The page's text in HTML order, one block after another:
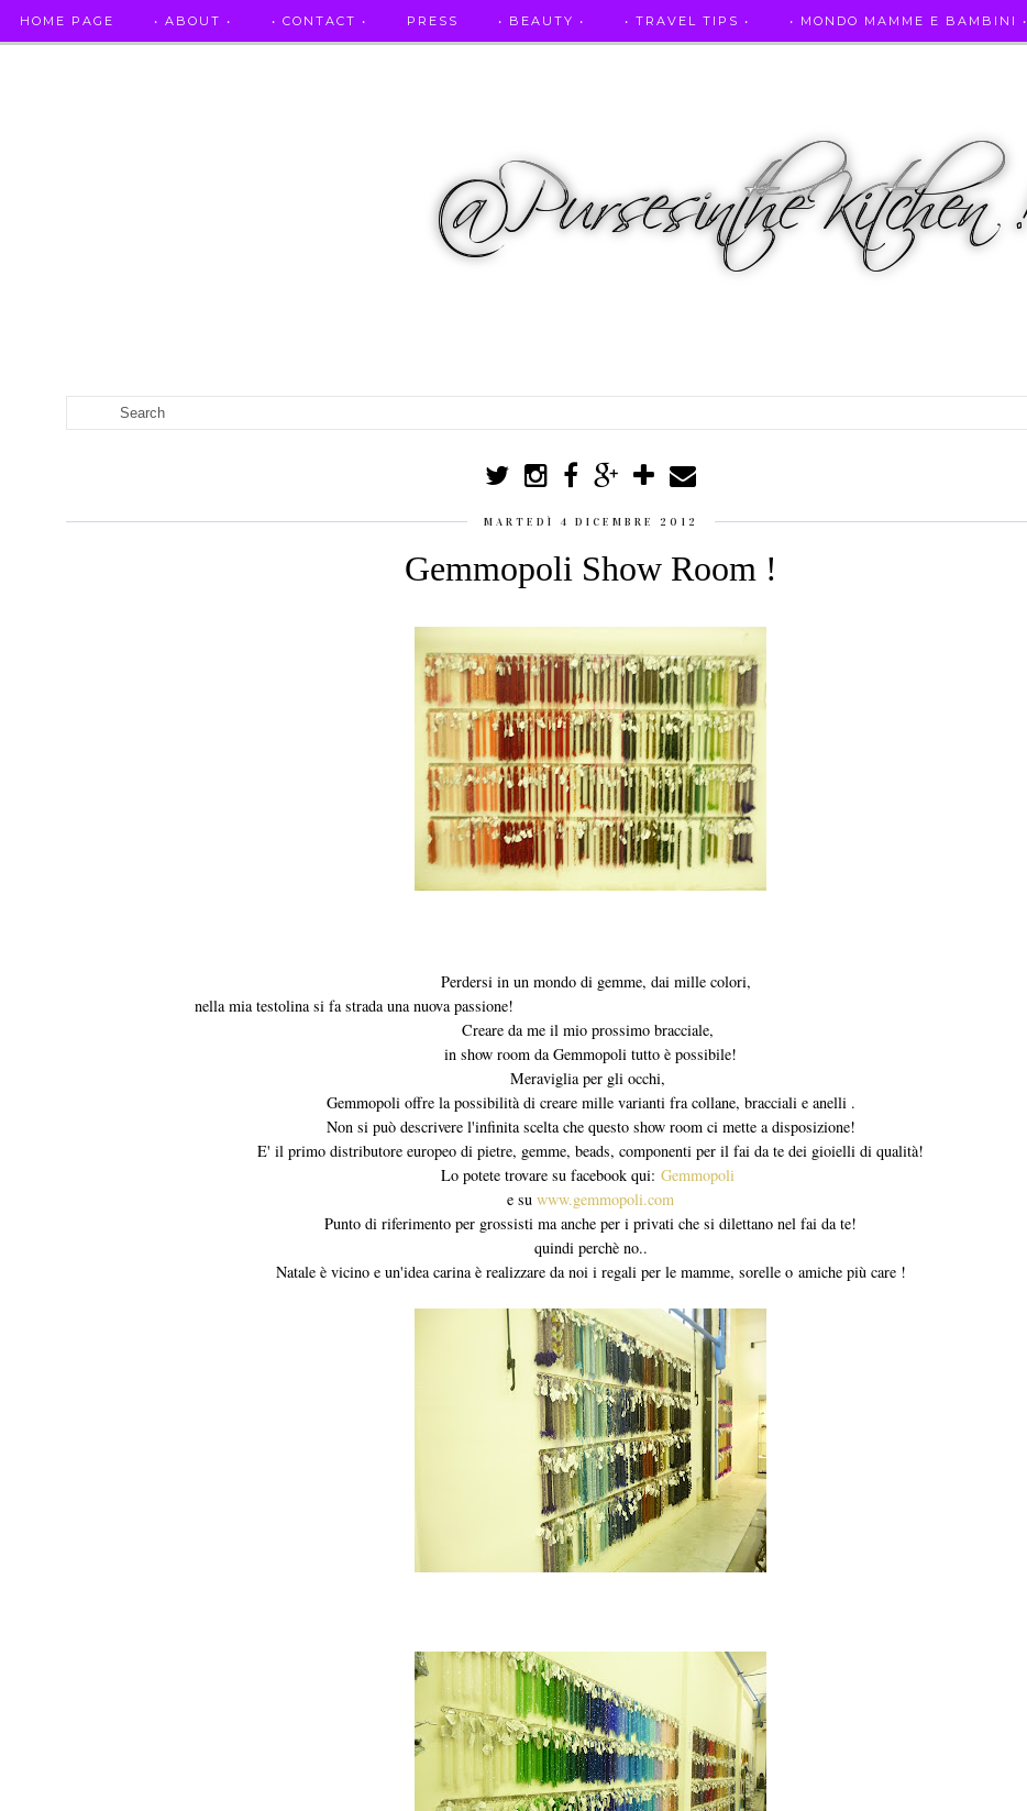
HOME PAGE • ABOUT • • CONTACT • PRESS • BEAUTY • • TRAVEL TIPS • • MONDO MAMME E BAMBINI •
MARTEDÌ 4 DICEMBRE 2012
Gemmopoli Show Room !
Perdersi in un mondo di gemme, dai mille colori,
nella mia testolina si fa strada una nuova passione!
Creare da me il mio prossimo bracciale,
in show room da Gemmopoli tutto è possibile!
Meraviglia per gli occhi,
Gemmopoli offre la possibilità di creare mille varianti fra collane, bracciali e anelli .
Non si può descrivere l'infinita scelta che questo show room ci mette a disposizione!
E' il primo distributore europeo di pietre, gemme, beads, componenti per il fai da te dei gioielli di qualità!
Lo potete trovare su facebook qui: Gemmopoli
e su www.gemmopoli.com
Punto di riferimento per grossisti ma anche per i privati che si dilettano nel fai da te!
quindi perchè no..
Natale è vicino e un'idea carina è realizzare da noi i regali per le mamme, sorelle o amiche più care !